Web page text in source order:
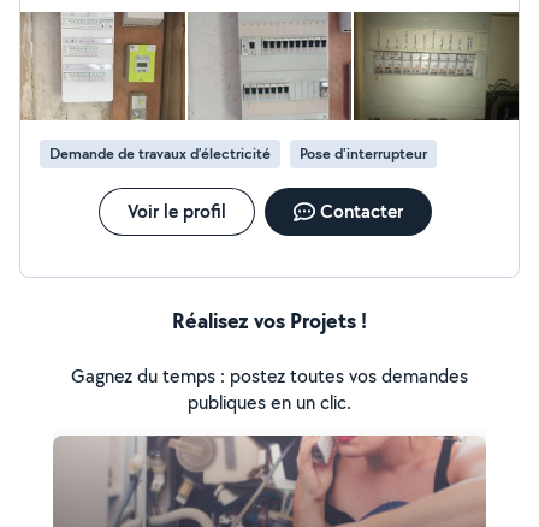
Demande de travaux d’électricité Pose d'interrupteur
Voir le profil Contacter
Réalisez vos Projets !
Gagnez du temps : postez toutes vos demandes
publiques en un clic.